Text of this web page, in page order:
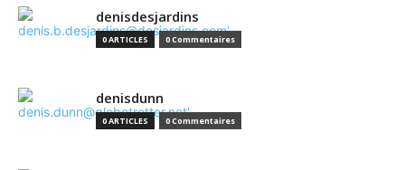
denisdesjardins
0 ARTICLES 0 Commentaires
denisdunn
0 ARTICLES 0 Commentaires